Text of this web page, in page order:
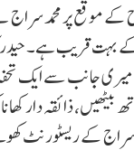
موقع پر محمد سراج
بہت قریب ہے۔
جانب سے ایک
ذائقہ دار
سراج کے ریسٹورنٹ